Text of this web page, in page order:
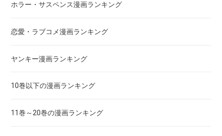
ホラー・サスペンス漫画ランキング
恋愛・ラブコメ漫画ランキング
ヤンキー漫画ランキング
10巻以下の漫画ランキング
11巻～20巻の漫画ランキング